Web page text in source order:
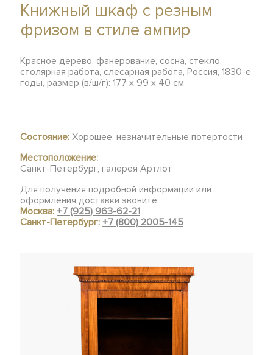
Книжный шкаф с резным
фризом в стиле ампир
Красное дерево, фанерование, сосна, стекло,
столярная работа, слесарная работа, Россия, 1830-е
годы, размер (в/ш/г): 177 х 99 х 40 см
Состояние: Хорошее, незначительные потертости
Местоположение:
Санкт-Петербург, галерея Артлот
Для получения подробной информации или
оформления доставки звоните:
Москва:+7 (925) 963-62-21
Санкт-Петербург:+7 (800) 2005-145